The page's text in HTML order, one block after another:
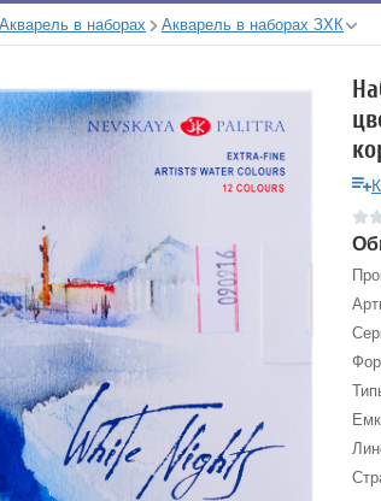
Акварель в наборах Акварель в наборах ЗХК